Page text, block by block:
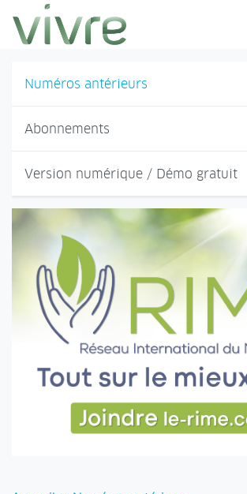
Aller au menu principal
Aller au contenu principal
Numéros antérieurs
Abonnements
Version numérique / Démo gratuit